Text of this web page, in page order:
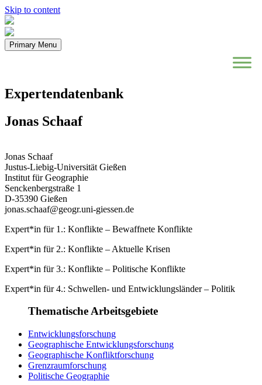
Skip to content
Primary Menu
Expertendatenbank
Jonas Schaaf
Jonas Schaaf
Justus-Liebig-Universität Gießen
Institut für Geographie
Senckenbergstraße 1
D-35390 Gießen
jonas.schaaf@geogr.uni-giessen.de
Expert*in für 1.: Konflikte – Bewaffnete Konflikte
Expert*in für 2.: Konflikte – Aktuelle Krisen
Expert*in für 3.: Konflikte – Politische Konflikte
Expert*in für 4.: Schwellen- und Entwicklungsländer – Politik
Thematische Arbeitsgebiete
Entwicklungsforschung
Geographische Entwicklungsforschung
Geographische Konfliktforschung
Grenzraumforschung
Politische Geographie